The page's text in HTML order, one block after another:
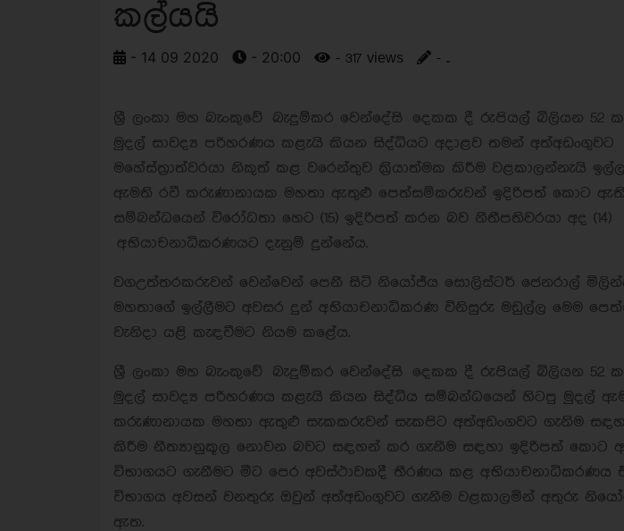
කල්යයි
- 14 09 2020 - 20:00 - 317 views - ..
ශ්‍රී ලංකා මහ බැංකුවේ බැදුම්කර වෙන්දේසි දෙකක දී රුපියල් බිලියන 52
මුදල් සාවද්‍ය පරිහරණය කළැයි කියන සිද්ධියට අදාළව තමන්
මහේස්ත‍්‍රාත්වරයා නිකුත් කළ වරෙන්තුව ක‍්‍රියාත්මක කිරීම වළකාලන්නැයි
ඇමති රවී කරුණානායක මහතා ඇතුළු පෙත්සම්කරුවන් ඉදිරිපත් කොට
සම්බන්ධයෙන් විරෝධතා හෙට (15) ඉදිරිපත් කරන බව නීතීපතිවරයා අද (14)
අභියාචනාධිකරණයට දැනුම් දුන්නේය.
වගඋත්තරකරුවන් වෙන්වෙන් පෙනී සිටි නියෝජ්ය සොලිස්ටර් ජෙනරාල්
මහතාගේ ඉල්ලීමට අවසර දුන් අභියාචනාධිකරණ විනිසුරු මඩුල්ල මෙම
වැනිදා යළි කැඳවීමට නියම කළේය.
ශ්‍රී ලංකා මහ බැංකුවේ බැදුම්කර වෙන්දේසි දෙකක දී රුපියල් බිලියන 52
මුදල් සාවද්‍ය පරිහරණය කළැයි කියන සිද්ධිය සම්බන්ධයෙන් හිටපු මුදල්
කරුණානායක මහතා ඇතුළු සැකකරුවන් සැකපිට අත්අඩංගවට ගැනිම
කිරීම නීත්‍යානුකූල නොවන බවට සඳහන් කර ගැනීම සඳහා ඉදිරිපත් කොට
විභාගයට ගැනීමට මීට පෙර අවස්ථාවකදී තීරණය කළ අභියාචනාධිකරණය
විභාගය අවසන් වනතුරු ඔවුන් අත්අඩංගුවට ගැනීම වළකාලමින් අතුරු
ඇත.